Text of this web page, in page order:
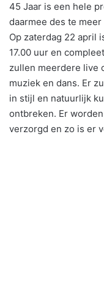
45 Jaar is een hele
daarmee des te
Op zaterdag 22 april
17.00 uur en
zullen meerdere live
muziek en dans. Er
in stijl en natuurlijk
ontbreken. Er
verzorgd en zo is er